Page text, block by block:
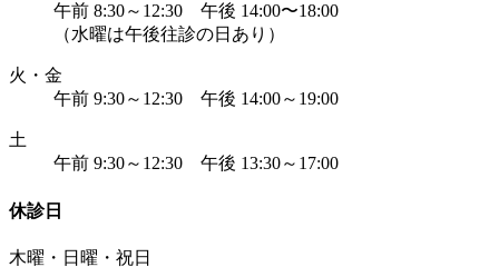
午前 8:30～12:30 午後 14:00〜18:00
（水曜は午後往診の日あり）
火・金
午前 9:30～12:30 午後 14:00～19:00
土
午前 9:30～12:30 午後 13:30～17:00
休診日
木曜・日曜・祝日